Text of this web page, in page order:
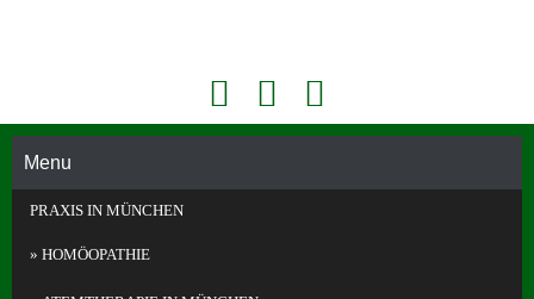
Akademie Für Homöopathie Und Face Reading In München
Face
book
Konta
kt
Face
ng
e in
Telefo
Menu
PRAXIS IN MÜNCHEN
HOMÖOPATHIE